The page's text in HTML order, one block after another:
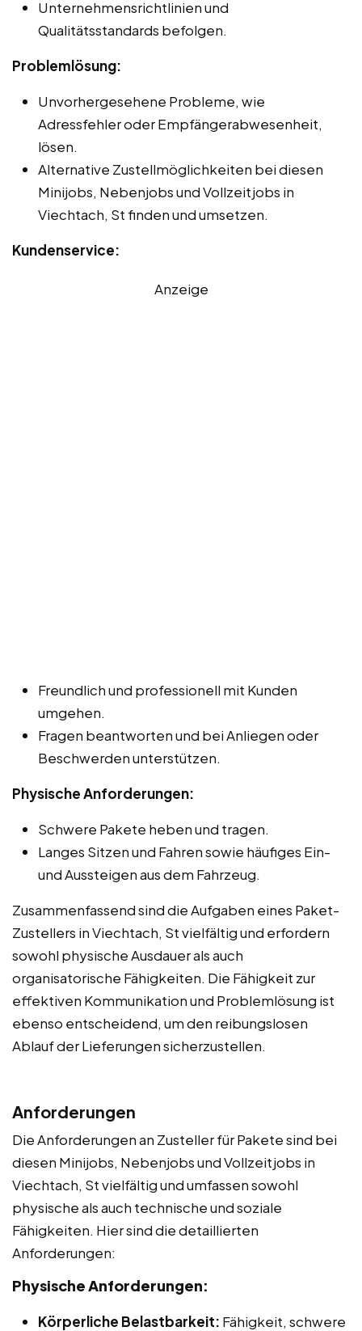
Unternehmensrichtlinien und
Qualitätsstandards befolgen.
Problemlösung:
Unvorhergesehene Probleme, wie
Adressfehler oder Empfängerabwesenheit,
lösen.
Alternative Zustellmöglichkeiten bei diesen
Minijobs, Nebenjobs und Vollzeitjobs in
Viechtach, St finden und umsetzen.
Kundenservice:
Anzeige
Freundlich und professionell mit Kunden
umgehen.
Fragen beantworten und bei Anliegen oder
Beschwerden unterstützen.
Physische Anforderungen:
Schwere Pakete heben und tragen.
Langes Sitzen und Fahren sowie häufiges Ein-
und Aussteigen aus dem Fahrzeug.
Zusammenfassend sind die Aufgaben eines Paket-
Zustellers in Viechtach, St vielfältig und erfordern
sowohl physische Ausdauer als auch
organisatorische Fähigkeiten. Die Fähigkeit zur
effektiven Kommunikation und Problemlösung ist
ebenso entscheidend, um den reibungslosen
Ablauf der Lieferungen sicherzustellen.
Anforderungen
Die Anforderungen an Zusteller für Pakete sind bei
diesen Minijobs, Nebenjobs und Vollzeitjobs in
Viechtach, St vielfältig und umfassen sowohl
physische als auch technische und soziale
Fähigkeiten. Hier sind die detaillierten
Anforderungen:
Physische Anforderungen:
Körperliche Belastbarkeit: Fähigkeit, schwere